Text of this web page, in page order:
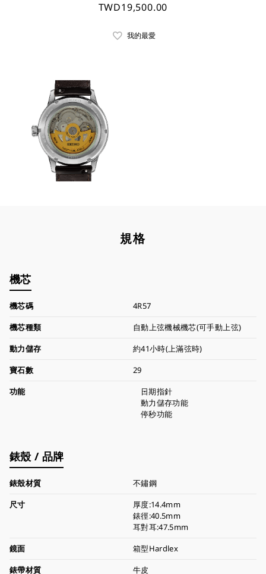
TWD19,500.00
我的最愛
規格
機芯
機芯碼
4R57
機芯種類
自動上弦機械機芯(可手動上弦)
動力儲存
約41小時(上滿弦時)
寶石數
29
功能
日期指針
動力儲存功能
停秒功能
錶殼 / 品牌
錶殼材質
不鏽鋼
尺寸
厚度:14.4mm
錶徑:40.5mm
耳對耳:47.5mm
鏡面
箱型Hardlex
錶帶材質
牛皮